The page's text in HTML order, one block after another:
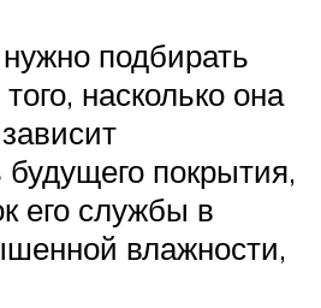
подбирать
насколько она
будущего покрытия,
его службы в
влажности,